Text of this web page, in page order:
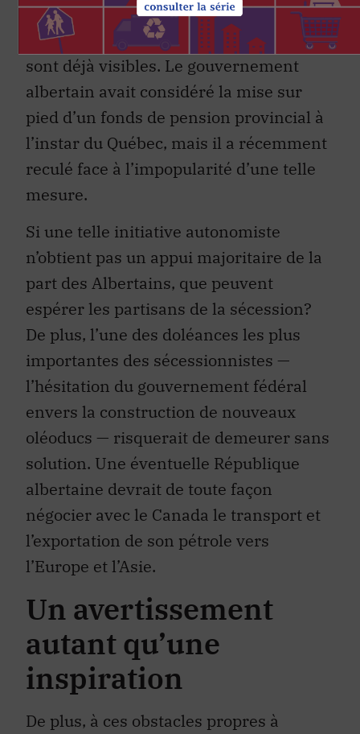
partisans de la sécession à trouver un
grand nombre d’appuis pour leur projet
sont déjà visibles. Le gouvernement
albertain avait considéré la mise sur
pied d’un fonds de pension provincial à
l’instar du Québec, mais il a récemment
reculé face à l’impopularité d’une telle
mesure.
Si une telle initiative autonomiste
n’obtient pas un appui majoritaire de la
part des Albertains, que peuvent
espérer les partisans de la sécession?
De plus, l’une des doléances les plus
importantes des sécessionnistes —
l’hésitation du gouvernement fédéral
envers la construction de nouveaux
oléoducs — risquerait de demeurer sans
solution. Une éventuelle République
albertaine devrait de toute façon
négocier avec le Canada le transport et
l’exportation de son pétrole vers
l’Europe et l’Asie.
Un avertissement
autant qu’une
inspiration
De plus, à ces obstacles propres à